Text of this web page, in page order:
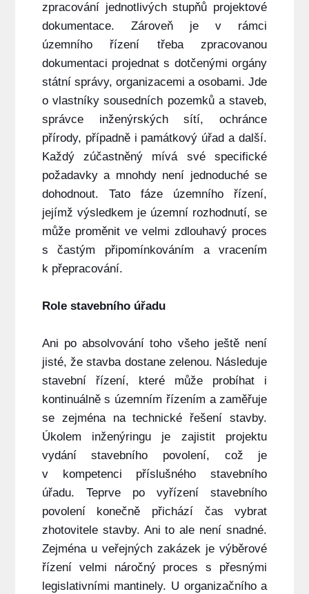
zpracování jednotlivých stupňů projektové
dokumentace. Zároveň je v rámci
územního řízení třeba zpracovanou
dokumentaci projednat s dotčenými orgány
státní správy, organizacemi a osobami. Jde
o vlastníky sousedních pozemků a staveb,
správce inženýrských sítí, ochránce
přírody, případně i památkový úřad a další.
Každý zúčastněný mívá své specifické
požadavky a mnohdy není jednoduché se
dohodnout. Tato fáze územního řízení,
jejímž výsledkem je územní rozhodnutí, se
může proměnit ve velmi zdlouhavý proces
s častým připomínkováním a vracením
k přepracování.
Role stavebního úřadu
Ani po absolvování toho všeho ještě není
jisté, že stavba dostane zelenou. Následuje
stavební řízení, které může probíhat i
kontinuálně s územním řízením a zaměřuje
se zejména na technické řešení stavby.
Úkolem inženýringu je zajistit projektu
vydání stavebního povolení, což je
v kompetenci příslušného stavebního
úřadu. Teprve po vyřízení stavebního
povolení konečně přichází čas vybrat
zhotovitele stavby. Ani to ale není snadné.
Zejména u veřejných zakázek je výběrové
řízení velmi náročný proces s přesnými
legislativními mantinely. U organizačního a